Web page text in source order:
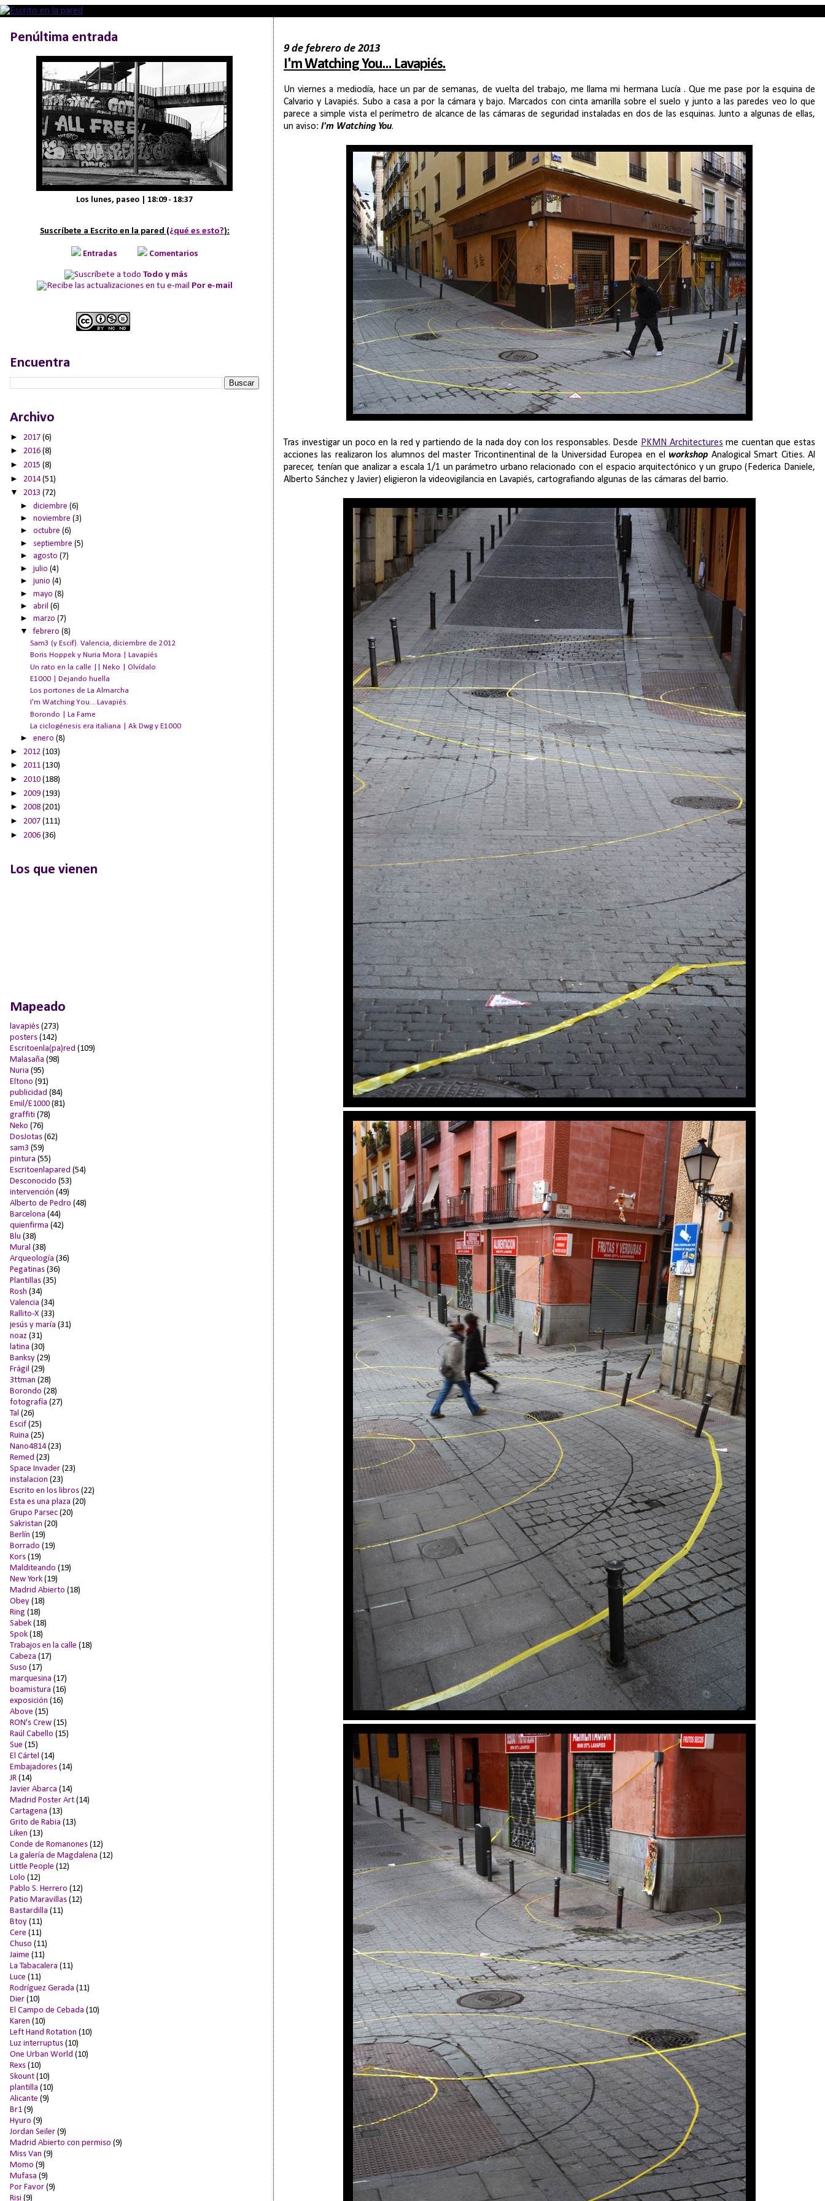
9 de febrero de 2013
I'm Watching You... Lavapiés.
Un viernes a mediodía, hace un par de semanas, de vuelta del trabajo, me llama mi hermana Lucía . Que me pase por la esquina de
Calvario y Lavapiés. Subo a casa a por la cámara y bajo. Marcados con cinta amarilla sobre el suelo y junto a las paredes veo lo que
parece a simple vista el perímetro de alcance de las cámaras de seguridad instaladas en dos de las esquinas. Junto a algunas de ellas,
un aviso:I'm Watching You.
Tras investigar un poco en la red y partiendo de la nada doy con los responsables. Desde PKMN Architectures me cuentan que estas
acciones las realizaron los alumnos del master Tricontinentinal de la Universidad Europea en el workshop Analogical Smart Cities. Al
parecer, tenían que analizar a escala 1/1 un parámetro urbano relacionado con el espacio arquitectónico y un grupo (Federica Daniele,
Alberto Sánchez y Javier) eligieron la videovigilancia en Lavapiés, cartografiando algunas de las cámaras del barrio.
Penúltima entrada
Los lunes, paseo | 18:09 - 18:37
Suscríbete a Escrito en la pared (¿qué es esto?):
Entradas Comentarios
Todo y más
Por e-mail
Encuentra
Archivo
► 2017 (6)
► 2016 (8)
► 2015 (8)
► 2014(51)
▼ 2013 (72)
►diciembre(6)
►noviembre(3)
►octubre(6)
► septiembre(5)
► agosto(7)
►julio(4)
►junio(4)
►mayo(8)
► abril(6)
►marzo(7)
▼febrero(8)
Sam3 (y Escif). Valencia, diciembre de 2012
Boris Hoppek y Nuria Mora | Lavapiés
Un rato en la calle || Neko | Olvídalo
E1000 | Dejando huella
Los portones de La Almarcha
I'm Watching You... Lavapiés.
Borondo | La Fame
La ciclogénesis era italiana | Ak Dwg y E1000
►enero(8)
► 2012 (103)
► 2011 (130)
► 2010 (188)
► 2009 (193)
► 2008 (201)
► 2007 (111)
► 2006 (36)
Los que vienen
Mapeado
lavapiés (273)
posters (142)
Escritoenla(pa)red (109)
Malasaña (98)
Nuria (95)
Eltono (91)
publicidad (84)
Emil/E1000 (81)
graffiti (78)
Neko (76)
DosJotas (62)
sam3 (59)
pintura (55)
Escritoenlapared (54)
Desconocido (53)
intervención (49)
Alberto de Pedro (48)
Barcelona (44)
quienfirma (42)
Blu (38)
Mural (38)
Arqueología (36)
Pegatinas (36)
Plantillas (35)
Rosh (34)
Valencia (34)
Rallito-X (33)
jesús y maría (31)
noaz (31)
latina (30)
Banksy (29)
Frágil (29)
3ttman (28)
Borondo (28)
fotografía (27)
Tal (26)
Escif (25)
Ruina (25)
Nano4814 (23)
Remed (23)
Space Invader (23)
instalacion (23)
Escrito en los libros (22)
Esta es una plaza (20)
Grupo Parsec (20)
Sakristan (20)
Berlín (19)
Borrado (19)
Kors (19)
Malditeando (19)
New York (19)
Madrid Abierto (18)
Obey (18)
Ring (18)
Sabek (18)
Spok (18)
Trabajos en la calle (18)
Cabeza (17)
Suso (17)
marquesina (17)
boamistura (16)
exposición (16)
Above (15)
RON's Crew (15)
Raúl Cabello (15)
Sue (15)
El Cártel (14)
Embajadores (14)
JR (14)
Javier Abarca (14)
Madrid Poster Art (14)
Cartagena (13)
Grito de Rabia (13)
Liken (13)
Conde de Romanones (12)
La galería de Magdalena (12)
Little People (12)
Lolo (12)
Pablo S. Herrero (12)
Patio Maravillas (12)
Bastardilla (11)
Btoy (11)
Cere (11)
Chuso (11)
Jaime (11)
La Tabacalera (11)
Luce (11)
Rodríguez Gerada (11)
Dier (10)
El Campo de Cebada (10)
Karen (10)
Left Hand Rotation (10)
Luz interruptus (10)
One Urban World (10)
Rexs (10)
Skount (10)
plantilla (10)
Alicante (9)
Br1 (9)
Hyuro (9)
Jordan Seiler (9)
Madrid Abierto con permiso (9)
Miss Van (9)
Momo (9)
Mufasa (9)
Por Favor (9)
Risi (9)